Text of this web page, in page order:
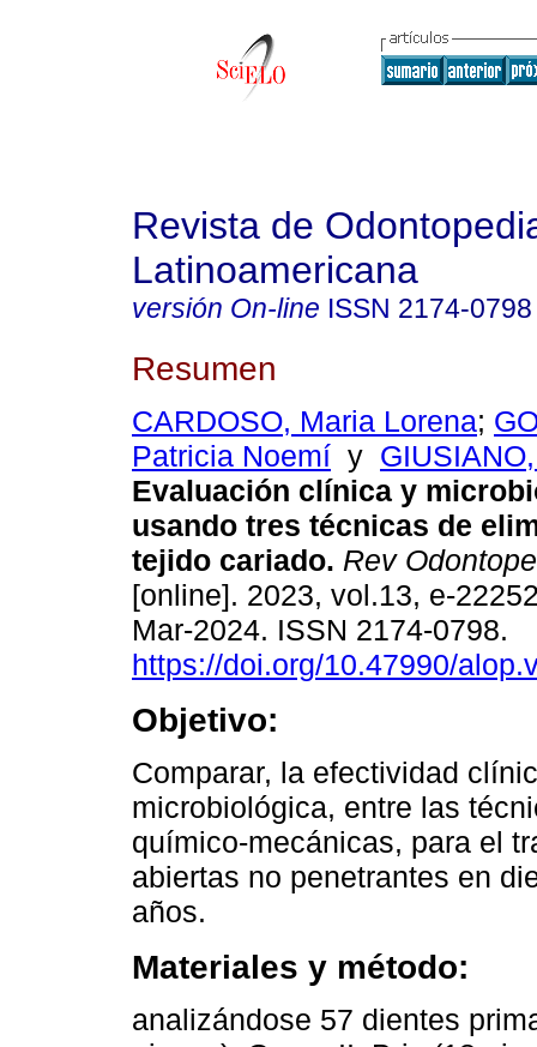
Revista de
Latinoamericana
versión On-line ISSN 2174-0798
Resumen
CARDOSO, Maria Lorena;
Patricia Noemí y
Evaluación clínica y
usando tres técnicas de
tejido cariado. Rev
[online]. 2023, vol.13, e-
Mar-2024. ISSN 2174-0798.
https://doi.org/10.47990/
Objetivo:
Comparar, la efectividad
microbiológica, entre las
químico-mecánicas, para el
abiertas no penetrantes en
años.
Materiales y método:
analizándose 57 dientes